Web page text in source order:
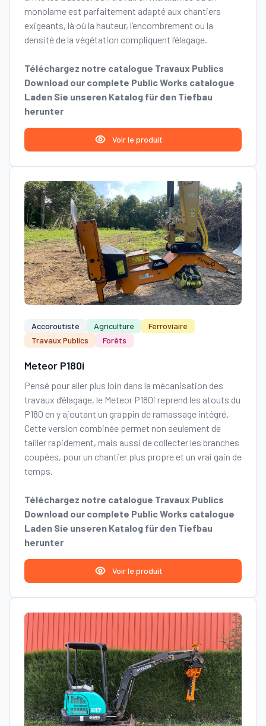
monolame est parfaitement adapté aux chantiers
exigeants, là où la hauteur, l’encombrement ou la
densité de la végétation compliquent l’élagage.
Téléchargez notre catalogue Travaux Publics
Download our complete Public Works catalogue
Laden Sie unseren Katalog für den Tiefbau
herunter
Voir le produit
Accoroutiste Agriculture
Ferroviaire
Travaux Publics
Forêts
Meteor P180i
Pensé pour aller plus loin dans la mécanisation des
travaux d’élagage, le Meteor P180i reprend les atouts du
P180 en y ajoutant un grappin de ramassage intégré.
Cette version combinée permet non seulement de
tailler rapidement, mais aussi de collecter les branches
coupées, pour un chantier plus propre et un vrai gain de
temps.
Téléchargez notre catalogue Travaux Publics
Download our complete Public Works catalogue
Laden Sie unseren Katalog für den Tiefbau
herunter
Voir le produit